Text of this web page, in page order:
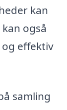
kan
også
effektiv
samling